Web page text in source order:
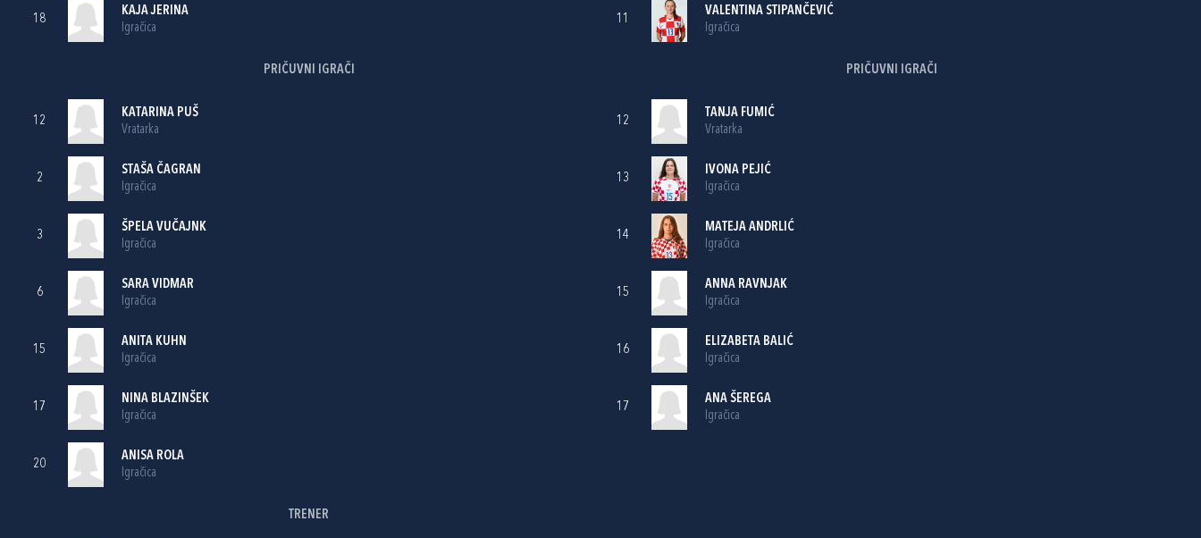
18
KAJA JERINA
Igračica
PRIČUVNI IGRAČI
12
KATARINA PUŠ
Vratarka
2
STAŠA ČAGRAN
Igračica
3
ŠPELA VUČAJNK
Igračica
6
SARA VIDMAR
Igračica
15
ANITA KUHN
Igračica
17
NINA BLAZINŠEK
Igračica
20
ANISA ROLA
Igračica
TRENER
11
VALENTINA STIPANČEVIĆ
Igračica
PRIČUVNI IGRAČI
12
TANJA FUMIĆ
Vratarka
13
IVONA PEJIĆ
Igračica
14
MATEJA ANDRLIĆ
Igračica
15
ANNA RAVNJAK
Igračica
16
ELIZABETA BALIĆ
Igračica
17
ANA ŠEREGA
Igračica